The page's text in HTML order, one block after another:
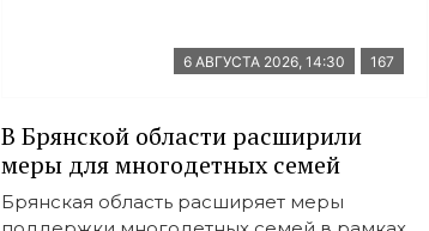
6 АВГУСТА 2026, 14:30 167
В Брянской области расширили
меры для многодетных семей
Брянская область расширяет меры